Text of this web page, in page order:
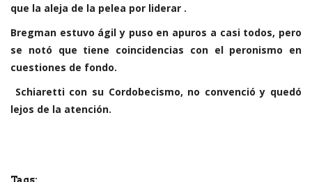
que la aleja de la pelea por liderar .
Bregman estuvo ágil y puso en apuros a casi todos, pero
se notó que tiene coincidencias con el peronismo en
cuestiones de fondo.
Schiaretti con su Cordobecismo, no convenció y quedó
lejos de la atención.
Tags: